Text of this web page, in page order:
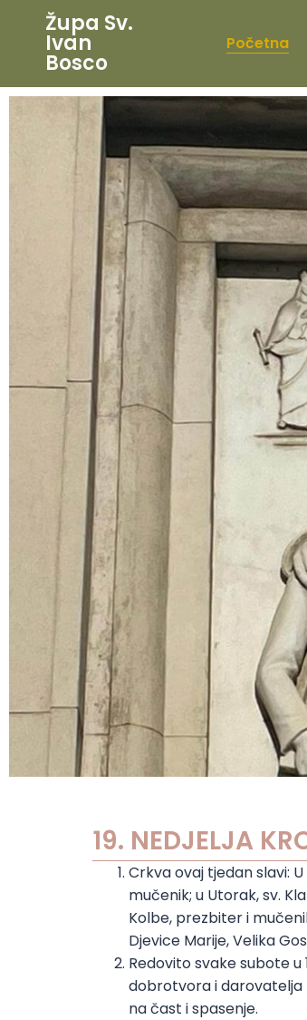
Župa Sv.
Ivan
Bosco
Početna
19. NEDJELJA
Crkva ovaj tjedan slavi:
mučenik; u Utorak, sv.
Kolbe, prezbiter i
Djevice Marije, Velika
Redovito svake subote u
dobrotvora i darovatelja
na čast i spasenje.